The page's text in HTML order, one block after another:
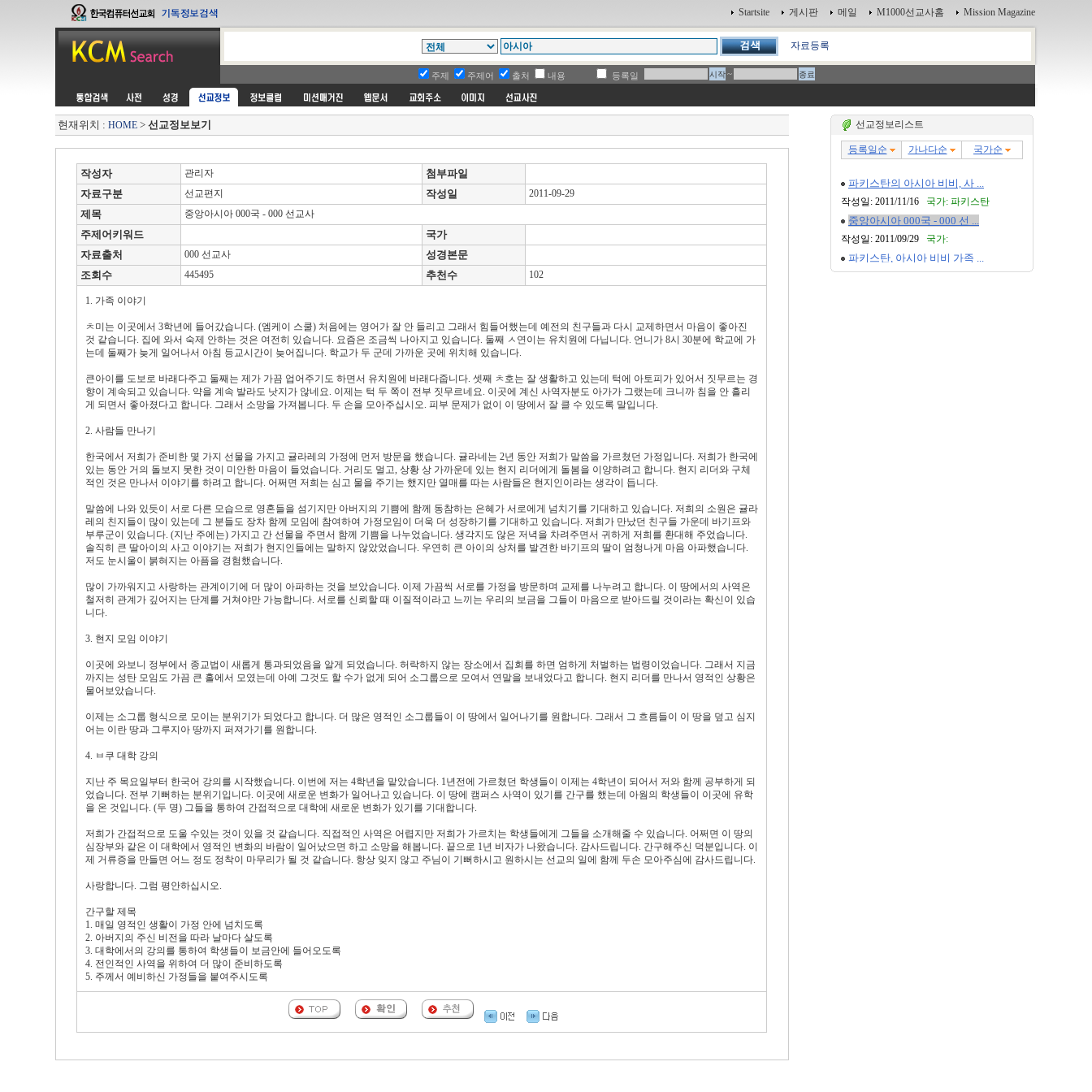
Startsite 게시판 메일 M1000선교사홈 Mission Magazine
자료등록
주제 주제어 출처 내용 등록일 ~
현재위치 : HOME> 선교정보보기
작성자 관리자
첨부파일
자료구분
선교편지 작성일 2011-09-29
제목 중앙아시아 000국 - 000 선교사
주제어키워드
국가
자료출처
000 선교사
성경본문
조회수
445495 추천수 102
1. 가족 이야기
ㅊ미는 이곳에서 3학년에 들어갔습니다. (엠케이 스쿨) 처음에는 영어가 잘 안 들리고 그래서 힘들어했는데 예전의 친구들과 다시 교제하면서 마음이 좋아진
것 같습니다. 집에 와서 숙제 안하는 것은 여전히 있습니다. 요즘은 조금씩 나아지고 있습니다. 둘째 ㅅ연이는 유치원에 다닙니다. 언니가 8시 30분에 학교에 가
는데 둘째가 늦게 일어나서 아침 등교시간이 늦어집니다. 학교가 두 군데 가까운 곳에 위치해 있습니다.
큰아이를 도보로 바래다주고 둘째는 제가 가끔 업어주기도 하면서 유치원에 바래다줍니다. 셋째 ㅊ호는 잘 생활하고 있는데 턱에 아토피가 있어서 짓무르는 경
향이 계속되고 있습니다. 약을 계속 발라도 낫지가 않네요. 이제는 턱 두 쪽이 전부 짓무르네요. 이곳에 계신 사역자분도 아가가 그랬는데 크니까 침을 안 흘리
게 되면서 좋아졌다고 합니다. 그래서 소망을 가져봅니다. 두 손을 모아주십시오. 피부 문제가 없이 이 땅에서 잘 클 수 있도록 말입니다.
2. 사람들 만나기
한국에서 저희가 준비한 몇 가지 선물을 가지고 귤라레의 가정에 먼저 방문을 했습니다. 귤라네는 2년 동안 저희가 말씀을 가르쳤던 가정입니다. 저희가 한국에
있는 동안 거의 돌보지 못한 것이 미안한 마음이 들었습니다. 거리도 멀고, 상황 상 가까운데 있는 현지 리더에게 돌봄을 이양하려고 합니다. 현지 리더와 구체
적인 것은 만나서 이야기를 하려고 합니다. 어쩌면 저희는 심고 물을 주기는 했지만 열매를 따는 사람들은 현지인이라는 생각이 듭니다.
말씀에 나와 있듯이 서로 다른 모습으로 영혼들을 섬기지만 아버지의 기쁨에 함께 동참하는 은혜가 서로에게 넘치기를 기대하고 있습니다. 저희의 소원은 귤라
레의 친지들이 많이 있는데 그 분들도 장차 함께 모임에 참여하여 가정모임이 더욱 더 성장하기를 기대하고 있습니다. 저희가 만났던 친구들 가운데 바기프와
부루군이 있습니다. (지난 주에는) 가지고 간 선물을 주면서 함께 기쁨을 나누었습니다. 생각지도 않은 저녁을 차려주면서 귀하게 저희를 환대해 주었습니다.
솔직히 큰 딸아이의 사고 이야기는 저희가 현지인들에는 말하지 않았었습니다. 우연히 큰 아이의 상처를 발견한 바기프의 딸이 엄청나게 마음 아파했습니다.
저도 눈시울이 붉혀지는 아픔을 경험했습니다.
많이 가까워지고 사랑하는 관계이기에 더 많이 아파하는 것을 보았습니다. 이제 가끔씩 서로를 가정을 방문하며 교제를 나누려고 합니다. 이 땅에서의 사역은
철저히 관계가 깊어지는 단계를 거쳐야만 가능합니다. 서로를 신뢰할 때 이질적이라고 느끼는 우리의 보금을 그들이 마음으로 받아드릴 것이라는 확신이 있습
니다.
3. 현지 모임 이야기
이곳에 와보니 정부에서 종교법이 새롭게 통과되었음을 알게 되었습니다. 허락하지 않는 장소에서 집회를 하면 엄하게 처벌하는 법령이었습니다. 그래서 지금
까지는 성탄 모임도 가끔 큰 홀에서 모였는데 아예 그것도 할 수가 없게 되어 소그룹으로 모여서 연말을 보내었다고 합니다. 현지 리더를 만나서 영적인 상황은
물어보았습니다.
이제는 소그룹 형식으로 모이는 분위기가 되었다고 합니다. 더 많은 영적인 소그룹들이 이 땅에서 일어나기를 원합니다. 그래서 그 흐름들이 이 땅을 덮고 심지
어는 이란 땅과 그루지아 땅까지 퍼져가기를 원합니다.
4. ㅂ쿠 대학 강의
지난 주 목요일부터 한국어 강의를 시작했습니다. 이번에 저는 4학년을 맡았습니다. 1년전에 가르쳤던 학생들이 이제는 4학년이 되어서 저와 함께 공부하게 되
었습니다. 전부 기뻐하는 분위기입니다. 이곳에 새로운 변화가 일어나고 있습니다. 이 땅에 캠퍼스 사역이 있기를 간구를 했는데 아웜의 학생들이 이곳에 유학
을 온 것입니다. (두 명) 그들을 통하여 간접적으로 대학에 새로운 변화가 있기를 기대합니다.
저희가 간접적으로 도울 수있는 것이 있을 것 같습니다. 직접적인 사역은 어렵지만 저희가 가르치는 학생들에게 그들을 소개해줄 수 있습니다. 어쩌면 이 땅의
심장부와 같은 이 대학에서 영적인 변화의 바람이 일어났으면 하고 소망을 해봅니다. 끝으로 1년 비자가 나왔습니다. 감사드립니다. 간구해주신 덕분입니다. 이
제 거류증을 만들면 어느 정도 정착이 마무리가 될 것 같습니다. 항상 잊지 않고 주님이 기뻐하시고 원하시는 선교의 일에 함께 두손 모아주심에 감사드립니다.
사랑합니다. 그럼 평안하십시오.
간구할 제목
1. 매일 영적인 생활이 가정 안에 넘치도록
2. 아버지의 주신 비전을 따라 날마다 살도록
3. 대학에서의 강의를 통하여 학생들이 보금안에 들어오도록
4. 전인적인 사역을 위하여 더 많이 준비하도록
5. 주께서 예비하신 가정들을 붙여주시도록
선교정보리스트